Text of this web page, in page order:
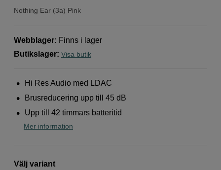
Nothing Ear (3a) Pink
Webblager: Finns i lager
Butikslager: Visa butik
Hi Res Audio med LDAC
Brusreducering upp till 45 dB
Upp till 42 timmars batteritid
Mer information
Välj variant